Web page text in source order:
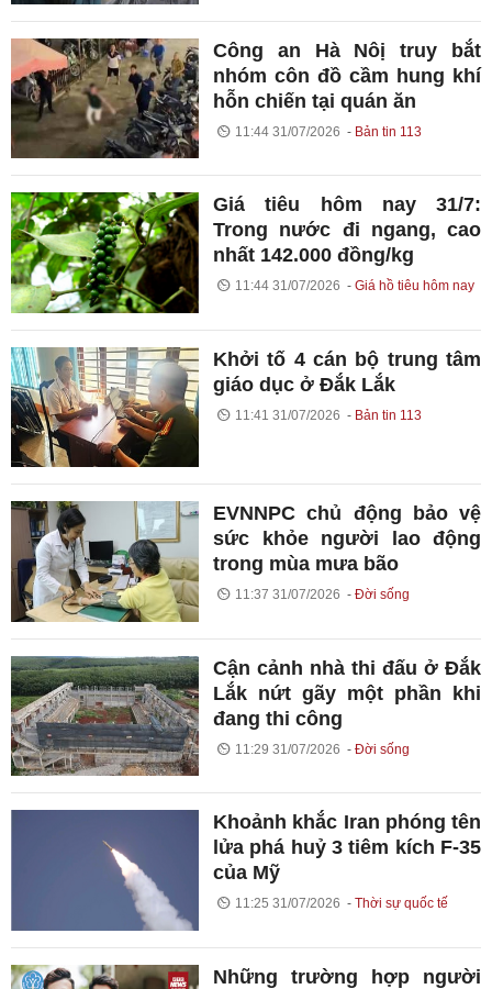
Công an Hà Nôị truy bắt
nhóm côn đồ cầm hung khí
hỗn chiến tại quán ăn
11:44 31/07/2026 Bản tin 113
Giá tiêu hôm nay 31/7:
Trong nước đi ngang, cao
nhất 142.000 đồng/kg
11:44 31/07/2026 Giá hồ tiêu hôm nay
Khởi tố 4 cán bộ trung tâm
giáo dục ở Đắk Lắk
11:41 31/07/2026 Bản tin 113
EVNNPC chủ động bảo vệ
sức khỏe người lao động
trong mùa mưa bão
11:37 31/07/2026 Đời sống
Cận cảnh nhà thi đấu ở Đắk
Lắk nứt gãy một phần khi
đang thi công
11:29 31/07/2026 Đời sống
Khoảnh khắc Iran phóng tên
lửa phá huỷ 3 tiêm kích F-35
của Mỹ
11:25 31/07/2026 Thời sự quốc tế
Những trường hợp người